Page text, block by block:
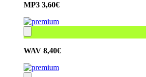
MP3 3,60€
WAV 8,40€